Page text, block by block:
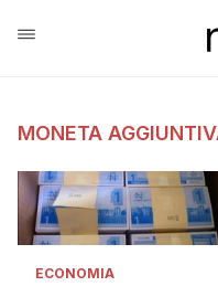
MONETA
ECONOMIA